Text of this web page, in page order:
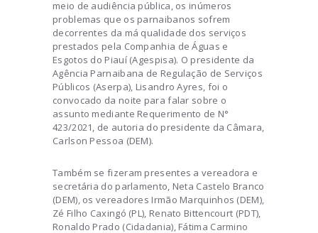
meio de audiência pública, os inúmeros
problemas que os parnaibanos sofrem
decorrentes da má qualidade dos serviços
prestados pela Companhia de Águas e
Esgotos do Piauí (Agespisa). O presidente da
Agência Parnaibana de Regulação de Serviços
Públicos (Aserpa), Lisandro Ayres, foi o
convocado da noite para falar sobre o
assunto mediante Requerimento de N°
423/2021, de autoria do presidente da Câmara,
Carlson Pessoa (DEM).
Também se fizeram presentes a vereadora e
secretária do parlamento, Neta Castelo Branco
(DEM), os vereadores Irmão Marquinhos (DEM),
Zé Filho Caxingó (PL), Renato Bittencourt (PDT),
Ronaldo Prado (Cidadania), Fátima Carmino